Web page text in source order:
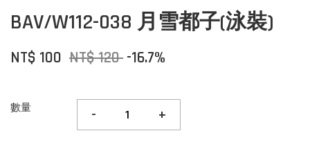
BAV/W112-038 月雪都子(泳裝)
NT$ 100 NT$ 120 -16.7%
數量 - +